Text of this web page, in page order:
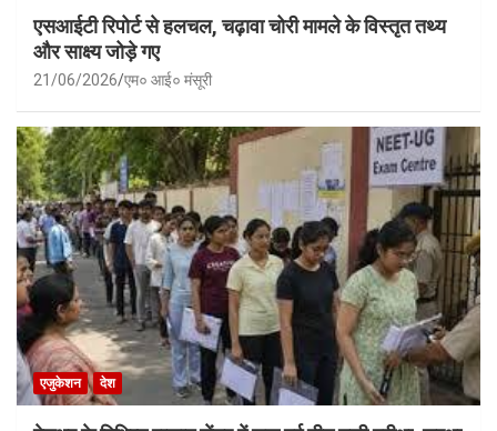
एसआईटी रिपोर्ट से हलचल, चढ़ावा चोरी मामले के विस्तृत तथ्य
और साक्ष्य जोड़े गए
21/06/2026 एम० आई० मंसूरी
एजुकेशन देश